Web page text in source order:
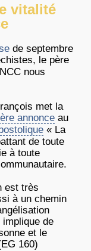
vitalité
de septembre
le père
nous
met la
annonce au
« La
de toute
à toute
est très
à un chemin
de
et le
160)